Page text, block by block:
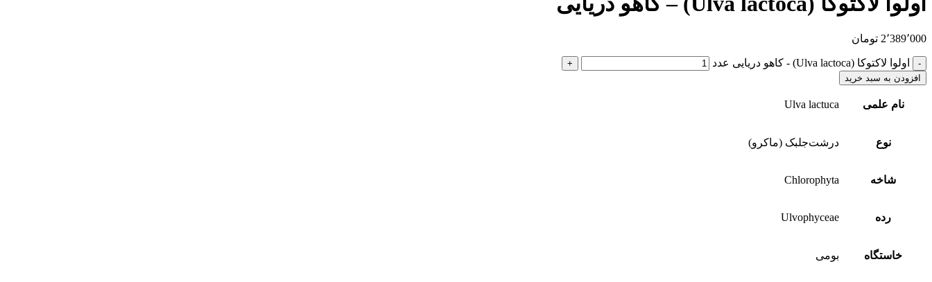
2٬389٬000 تومان
اولوا لاکتوکا (Ulva lactoca) - کاهو دریایی عدد
افزودن به سبد خرید
نام علمی Ulva lactuca
نوع درشت‌جلبک (ماکرو)
شاخه Chlorophyta
رده Ulvophyceae
خاستگاه بومی